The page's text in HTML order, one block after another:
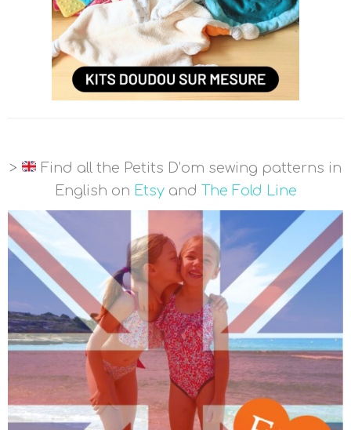
>
Find all the Petits D’om sewing patterns in
English on Etsyand The Fold Line